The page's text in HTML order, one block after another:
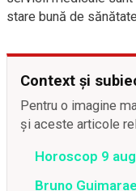
stare bună de
Context și
Pentru o imagine
și aceste articole
Horoscop 9
Bruno